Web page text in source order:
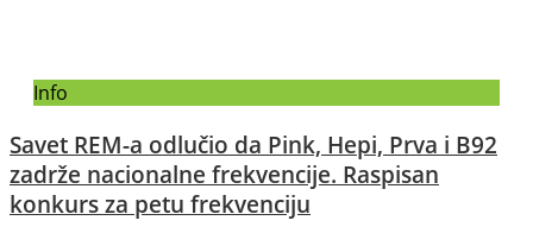
Info
Savet REM-a odlučio da Pink, Hepi, Prva i B92
zadrže nacionalne frekvencije. Raspisan
konkurs za petu frekvenciju